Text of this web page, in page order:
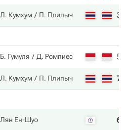
Л. Кумхум П. Плипыч 3
Б. Гумуля Д. Ромпиес 5
Л. Кумхум П. Плипыч 7
Лян Ен-Шуо 6